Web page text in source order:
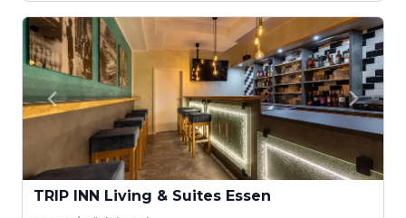
TRIP INN Living & Suites Essen